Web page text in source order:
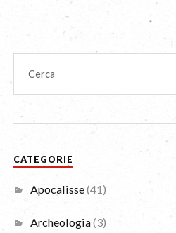
CATEGORIE
Apocalisse(41)
Archeologia(3)